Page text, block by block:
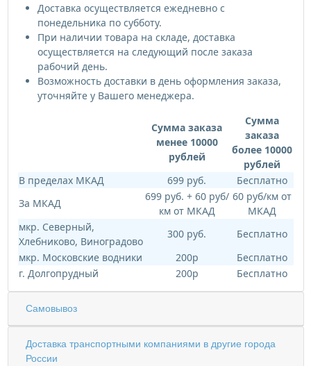
Доставка осуществляется ежедневно с
понедельника по субботу.
При наличии товара на складе, доставка
осуществляется на следующий после заказа
рабочий день.
Возможность доставки в день оформления заказа,
уточняйте у Вашего менеджера.
Сумма заказа
менее 10000
рублей
Сумма
заказа
более 10000
рублей
В пределах МКАД
699 руб.
Бесплатно
За МКАД
699 руб. + 60 руб/
км от МКАД
60 руб/км от
МКАД
мкр. Северный,
Хлебниково, Виноградово
300 руб.
Бесплатно
мкр. Московские водники
200р
Бесплатно
г. Долгопрудный
200р Бесплатно
Самовывоз
Доставка транспортными компаниями в другие города
России